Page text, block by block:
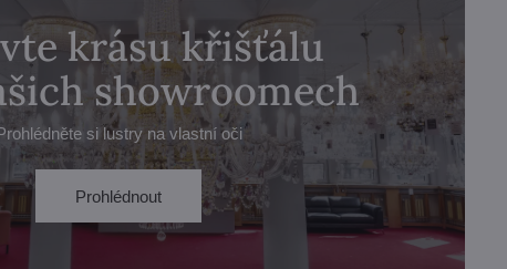
krásu křišťálu
showroomech
si lustry na vlastní oči
Prohlédnout